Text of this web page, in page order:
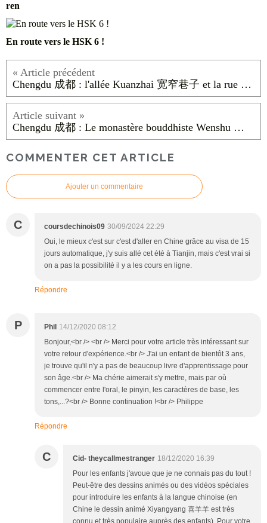
ren
En route vers le HSK 6 !
Chengdu 成都 : l'allée Kuanzhai 宽窄巷子 et la rue Jinli 锦里古街
Chengdu 成都 : Le monastère bouddhiste Wenshu 文殊院
COMMENTER CET ARTICLE
Ajouter un commentaire
C coursdechinois09 30/09/2024 22:29
Oui, le mieux c'est sur c'est d'aller en Chine grâce au visa de 15
jours automatique, j'y suis allé cet été à Tianjin, mais c'est vrai si
on a pas la possibilité il y a les cours en ligne.
Répondre
P Phil 14/12/2020 08:12
Bonjour,<br /> <br /> Merci pour votre article très intéressant sur
votre retour d'expérience.<br /> J'ai un enfant de bientôt 3 ans,
je trouve qu'il n'y a pas de beaucoup livre d'apprentissage pour
son âge.<br /> Ma chérie aimerait s'y mettre, mais par où
commencer entre l'oral, le pinyin, les caractères de base, les
tons,...?<br /> Bonne continuation !<br /> Philippe
Répondre
C Cid- theycallmestranger 18/12/2020 16:39
Pour les enfants j'avoue que je ne connais pas du tout !
Peut-être des dessins animés ou des vidéos spéciales
pour introduire les enfants à la langue chinoise (en
Chine le dessin animé Xiyangyang 喜羊羊 est très
connu et très populaire auprès des enfants). Pour votre